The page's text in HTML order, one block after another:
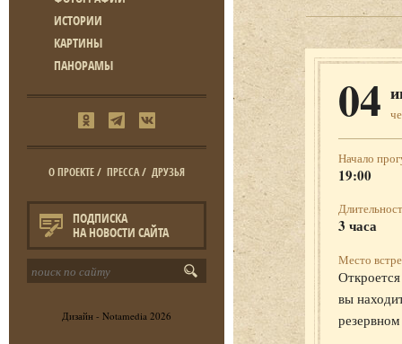
ИСТОРИИ
КАРТИНЫ
ПАНОРАМЫ
О ПРОЕКТЕ/ ПРЕССА/ ДРУЗЬЯ
ПОДПИСКА
НА НОВОСТИ САЙТА
Дизайн - Notamedia 2026
04
Начало
19:00
3 часа
Место
вы